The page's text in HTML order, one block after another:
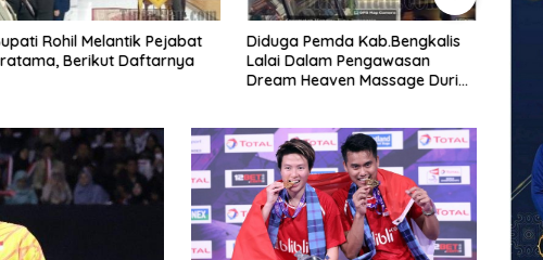
Rohil Melantik Pejabat
Berikut Daftarnya
Diduga Pemda Kab.Bengkalis
Lalai Dalam Pengawasan
Dream Heaven Massage Duri
Plt.